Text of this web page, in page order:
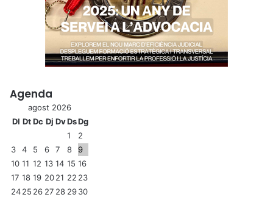
Agenda
agost 2026
Dl DtDc Dj DvDsDg
1
2
3
4 5 6 7 8
9
10 11 12 13 14 15 16
17 18 19 2021 22 23
2425 26 27 28 2930